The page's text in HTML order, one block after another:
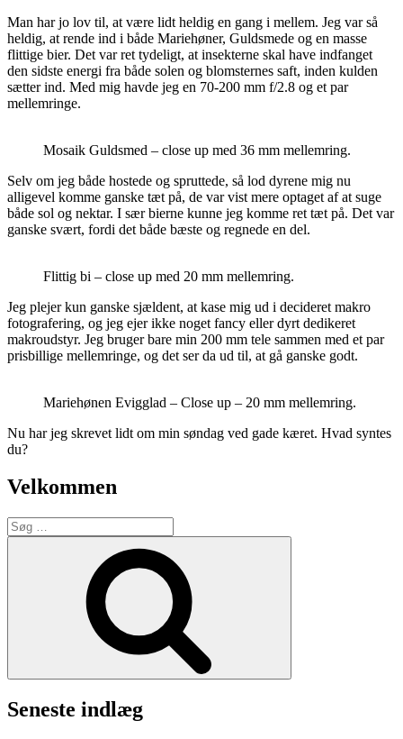
Man har jo lov til, at være lidt heldig en gang i mellem. Jeg var så
heldig, at rende ind i både Mariehøner, Guldsmede og en masse
flittige bier. Det var ret tydeligt, at insekterne skal have indfanget
den sidste energi fra både solen og blomsternes saft, inden kulden
sætter ind. Med mig havde jeg en 70-200 mm f/2.8 og et par
mellemringe.
Mosaik Guldsmed – close up med 36 mm mellemring.
Selv om jeg både hostede og spruttede, så lod dyrene mig nu
alligevel komme ganske tæt på, de var vist mere optaget af at suge
både sol og nektar. I sær bierne kunne jeg komme ret tæt på. Det var
ganske svært, fordi det både bæste og regnede en del.
Flittig bi – close up med 20 mm mellemring.
Jeg plejer kun ganske sjældent, at kase mig ud i decideret makro
fotografering, og jeg ejer ikke noget fancy eller dyrt dedikeret
makroudstyr. Jeg bruger bare min 200 mm tele sammen med et par
prisbillige mellemringe, og det ser da ud til, at gå ganske godt.
Mariehønen Evigglad – Close up – 20 mm mellemring.
Nu har jeg skrevet lidt om min søndag ved gade kæret. Hvad syntes
du?
Velkommen
Søg
efter:
Seneste indlæg